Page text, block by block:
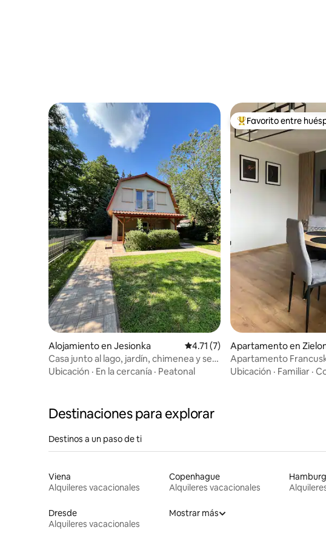
Alojamiento en Jesionka Calificación promedio: 4.71 de 5, 7
4.71 (7)
Casa junto al lago, jardín, chimenea y se
admiten mascotas
Ubicación · En la cercanía · Peatonal
Favorito entre
Favorito entre
Apartamento en
Apartamento
Ubicación · Familiar ·
Destinaciones para explorar
Destinos a un paso de ti
Viena
Alquileres vacacionales
Copenhague
Alquileres vacacionales
Dresde
Alquileres vacacionales
Mostrar más